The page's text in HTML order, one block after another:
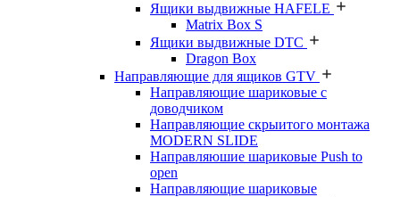
Ящики выдвижные HAFELE
Matrix Box S
Ящики выдвижные DTC
Dragon Box
Направляющие для ящиков GTV
Направляющие шариковые с
доводчиком
Направляющие скрыитого монтажа
MODERN SLIDE
Направляюшие шариковые Push to
open
Направляющие шариковые